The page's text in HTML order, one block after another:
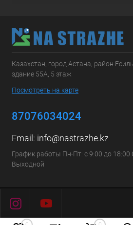
Казахстан, город Астана, район
здание 55А, 5 этаж
Посмотреть на карте
87076034024
Email: info@nastrazhe.kz
График работы Пн-Пт: с 9:00 до 18:00
Выходной